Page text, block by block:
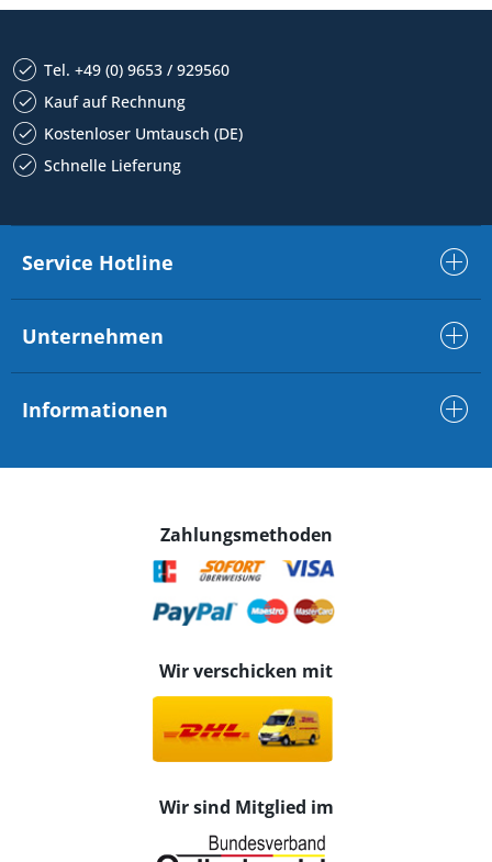
Tel. +49 (0) 9653 / 929560
Kauf auf Rechnung
Kostenloser Umtausch (DE)
Schnelle Lieferung
Service Hotline
Unternehmen
Informationen
Zahlungsmethoden
Wir verschicken mit
Wir sind Mitglied im